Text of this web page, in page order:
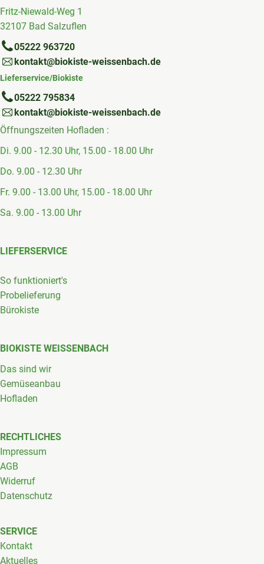
Fritz-Niewald-Weg 1
32107 Bad Salzuflen
05222 963720
kontakt@biokiste-weissenbach.de
Lieferservice/Biokiste
05222 795834
kontakt@biokiste-weissenbach.de
Öffnungszeiten Hofladen :
Di. 9.00 - 12.30 Uhr, 15.00 - 18.00 Uhr
Do. 9.00 - 12.30 Uhr
Fr. 9.00 - 13.00 Uhr, 15.00 - 18.00 Uhr
Sa. 9.00 - 13.00 Uhr
LIEFERSERVICE
So funktioniert's
Probelieferung
Bürokiste
BIOKISTE WEISSENBACH
Das sind wir
Gemüseanbau
Hofladen
RECHTLICHES
Impressum
AGB
Widerruf
Datenschutz
SERVICE
Kontakt
Aktuelles